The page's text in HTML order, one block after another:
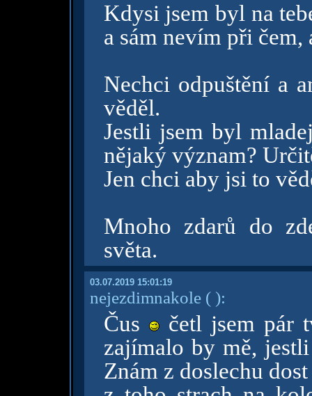
Kdysi jsem byl na
a sám nevím při čem,
Nechci odpuštění a
věděl.
Jestli jsem byl
nějaký význam?
Jen chci aby jsi to
Mnoho zdarů do
světa.
03.07.2019 15:01:19
nejezdimnakole( ):
Čus
četl jsem pár
zajímalo by mě, jestli
Znám z doslechu